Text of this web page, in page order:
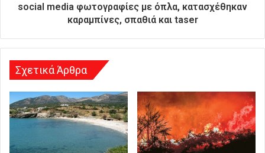
ν
social media φωτογραφίες με όπλα, κατασχέθηκαν
καραμπίνες, σπαθιά και taser
Σχετικά Άρθρα